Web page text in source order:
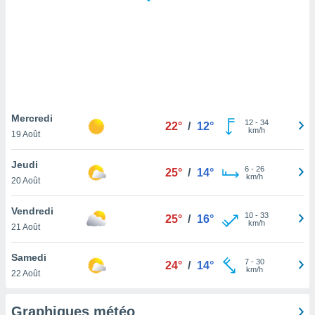
notre
que
et que
Mercredi
19 Août
22° / 12° 12- 34
km/h
Jeudi
20 Août
25° / 14° 6- 26
km/h
Vendredi
21 Août
25° / 16° 10- 33
km/h
Samedi
22 Août
24° / 14° 7- 30
km/h
Graphiques météo